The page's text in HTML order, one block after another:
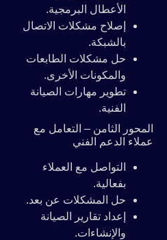
الأعطال البرمجية.
إصلاح مشكلات الاتصال
بالشبكة.
حل مشكلات الطابعات
والمكونات الأخرى.
تطوير مهارات الصيانة
الفنية.
المحور الثامن – التعامل مع
عملاء الدعم الفني
التواصل مع العملاء
بفعالية.
حل المشكلات عن بعد.
إعداد تقارير الصيانة
والإنشاءات.